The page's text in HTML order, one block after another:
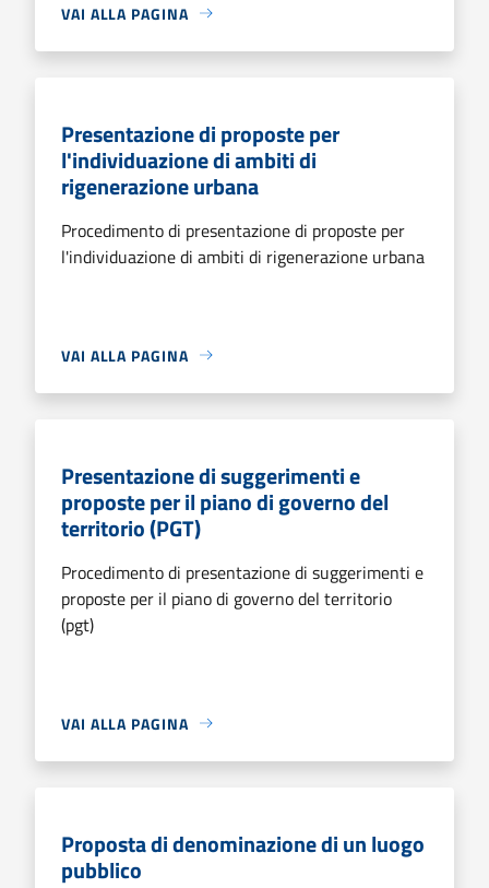
VAI ALLA PAGINA
Presentazione di proposte per
l'individuazione di ambiti di
rigenerazione urbana
Procedimento di presentazione di proposte per
l'individuazione di ambiti di rigenerazione urbana
VAI ALLA PAGINA
Presentazione di suggerimenti e
proposte per il piano di governo del
territorio (PGT)
Procedimento di presentazione di suggerimenti e
proposte per il piano di governo del territorio
(pgt)
VAI ALLA PAGINA
Proposta di denominazione di un luogo
pubblico